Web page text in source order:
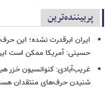
پربیننده‌ترین
ایران ابرقدرت نشده؛ این
حسینی: آمریکا ممکن است
غریب‌آبادی: کنوانسیون خزر
شنیدن حرف‌های منتقدان